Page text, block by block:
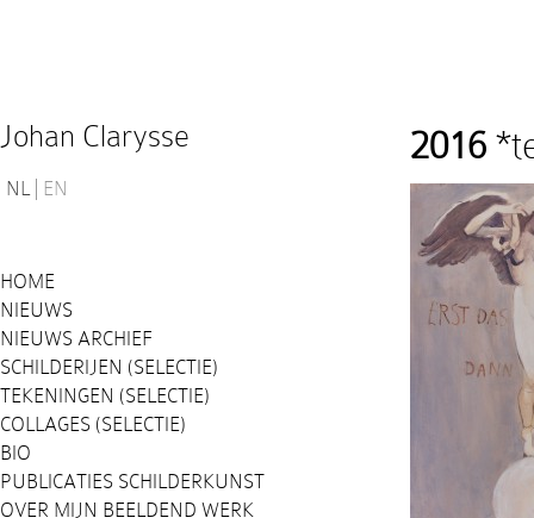
Johan Clarysse
NL EN
HOME
NIEUWS
NIEUWS ARCHIEF
SCHILDERIJEN (SELECTIE)
TEKENINGEN (SELECTIE)
COLLAGES (SELECTIE)
BIO
PUBLICATIES SCHILDERKUNST
OVER MIJN BEELDEND WERK
2016